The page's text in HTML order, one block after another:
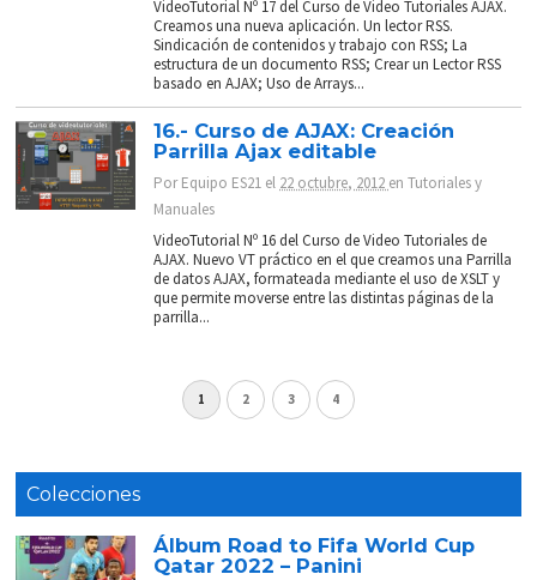
VideoTutorial Nº 17 del Curso de Video Tutoriales AJAX.
Creamos una nueva aplicación. Un lector RSS.
Sindicación de contenidos y trabajo con RSS; La
estructura de un documento RSS; Crear un Lector RSS
basado en AJAX; Uso de Arrays...
16.- Curso de AJAX: Creación
Parrilla Ajax editable
PorEquipo ES21 el 22 octubre, 2012 enTutoriales y
Manuales
VideoTutorial Nº 16 del Curso de Video Tutoriales de
AJAX. Nuevo VT práctico en el que creamos una Parrilla
de datos AJAX, formateada mediante el uso de XSLT y
que permite moverse entre las distintas páginas de la
parrilla...
1 2 3 4
Colecciones
Álbum Road to Fifa World Cup
Qatar 2022 – Panini